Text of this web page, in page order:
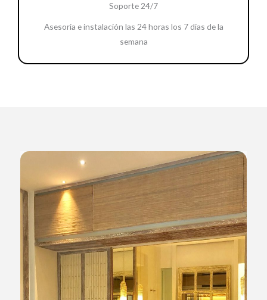
Soporte 24/7
Asesoría e instalación las 24 horas los 7 días de la
semana